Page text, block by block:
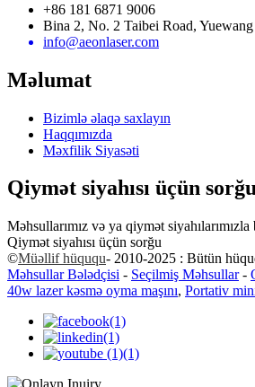
+86 181 6871 9006
Bina 2, No. 2 Taibei Road,
info@aeonlaser.com
Məlumat
Bizimlə əlaqə saxlayın
Haqqımızda
Məxfilik Siyasəti
Qiymət siyahısı üçün
Məhsullarımız və ya qiymət
Qiymət siyahısı üçün sorğu
©Müəllif hüququ- 2010-2025 : Bütün
Məhsullar Bələdçisi - Seçilmiş Məhsullar-
40w lazer kəsmə oyma maşını, Portativ